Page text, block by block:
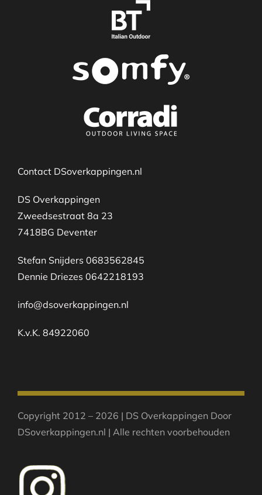
Contact DSoverkappingen.nl
DS Overkappingen
Zweedsestraat 8a 23
7418BG Deventer
Stefan Snijders 0683562845
Dennie Driezes 0642218193
info@dsoverkappingen.nl
K.v.K. 84922060
Copyright 2012 – 2026 | DS Overkappingen Door
DSoverkappingen.nl | Alle rechten voorbehouden